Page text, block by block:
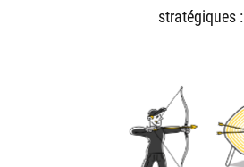
stratégiques :